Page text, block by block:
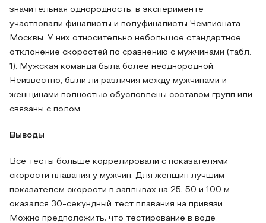
значительная однородность: в эксперименте
участвовали финалисты и полуфиналисты Чемпионата
Москвы. У них относительно небольшое стандартное
отклонение скоростей по сравнению с мужчинами (табл.
1). Мужская команда была более неоднородной.
Неизвестно, были ли различия между мужчинами и
женщинами полностью обусловлены составом групп или
связаны с полом.
Выводы
Все тесты больше коррелировали с показателями
скорости плавания у мужчин. Для женщин лучшим
показателем скорости в заплывах на 25, 50 и 100 м
оказался 30-секундный тест плавания на привязи.
Можно предположить, что тестирование в воде